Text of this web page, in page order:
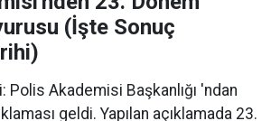
(İşte Sonuç
Polis Akademisi Başkanlığı 'ndan
geldi. Yapılan açıklamada 23.